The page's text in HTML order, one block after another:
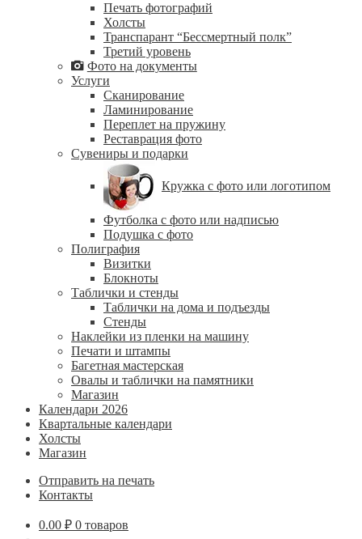
Печать фотографий
Холсты
Транспарант “Бессмертный полк”
Третий уровень
Фото на документы
Услуги
Сканирование
Ламинирование
Переплет на пружину
Реставрация фото
Сувениры и подарки
Кружка с фото или логотипом
Футболка с фото или надписью
Подушка с фото
Полиграфия
Визитки
Блокноты
Таблички и стенды
Таблички на дома и подъезды
Стенды
Наклейки из пленки на машину
Печати и штампы
Багетная мастерская
Овалы и таблички на памятники
Магазин
Календари 2026
Квартальные календари
Холсты
Магазин
Отправить на печать
Контакты
0.00 ₽ 0 товаров